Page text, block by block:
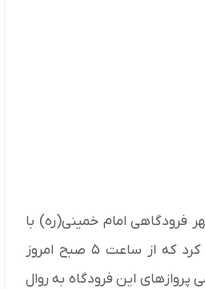
فرودگاهی امام خمینی(ره) با
صدور اطلاعیه‌ای اعلام کرد که از ساعت ۵ صبح امروز
تیر)، تمامی پروازهای این فرودگاه به روال